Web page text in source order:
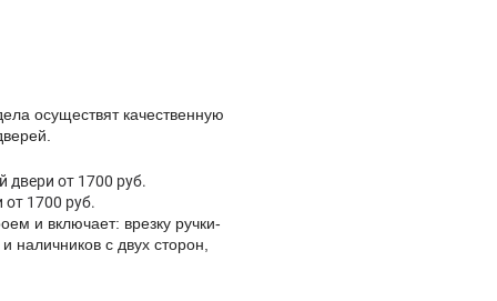
осуществят качественную
двери от 1700 руб.
от 1700 руб.
и включает: врезку ручки-
наличников с двух сторон,